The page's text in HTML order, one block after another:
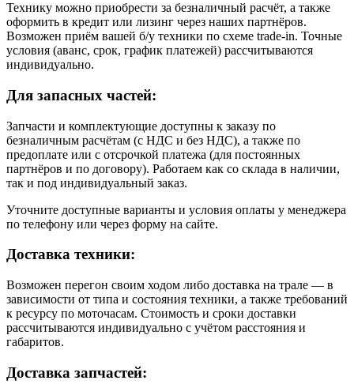
Технику можно приобрести за безналичный расчёт, а также
оформить в кредит или лизинг через наших партнёров.
Возможен приём вашей б/у техники по схеме trade-in. Точные
условия (аванс, срок, график платежей) рассчитываются
индивидуально.
Для запасных частей:
Запчасти и комплектующие доступны к заказу по
безналичным расчётам (с НДС и без НДС), а также по
предоплате или с отсрочкой платежа (для постоянных
партнёров и по договору). Работаем как со склада в наличии,
так и под индивидуальный заказ.
Уточните доступные варианты и условия оплаты у менеджера
по телефону или через форму на сайте.
Доставка техники:
Возможен перегон своим ходом либо доставка на трале — в
зависимости от типа и состояния техники, а также требований
к ресурсу по моточасам. Стоимость и сроки доставки
рассчитываются индивидуально с учётом расстояния и
габаритов.
Доставка запчастей: